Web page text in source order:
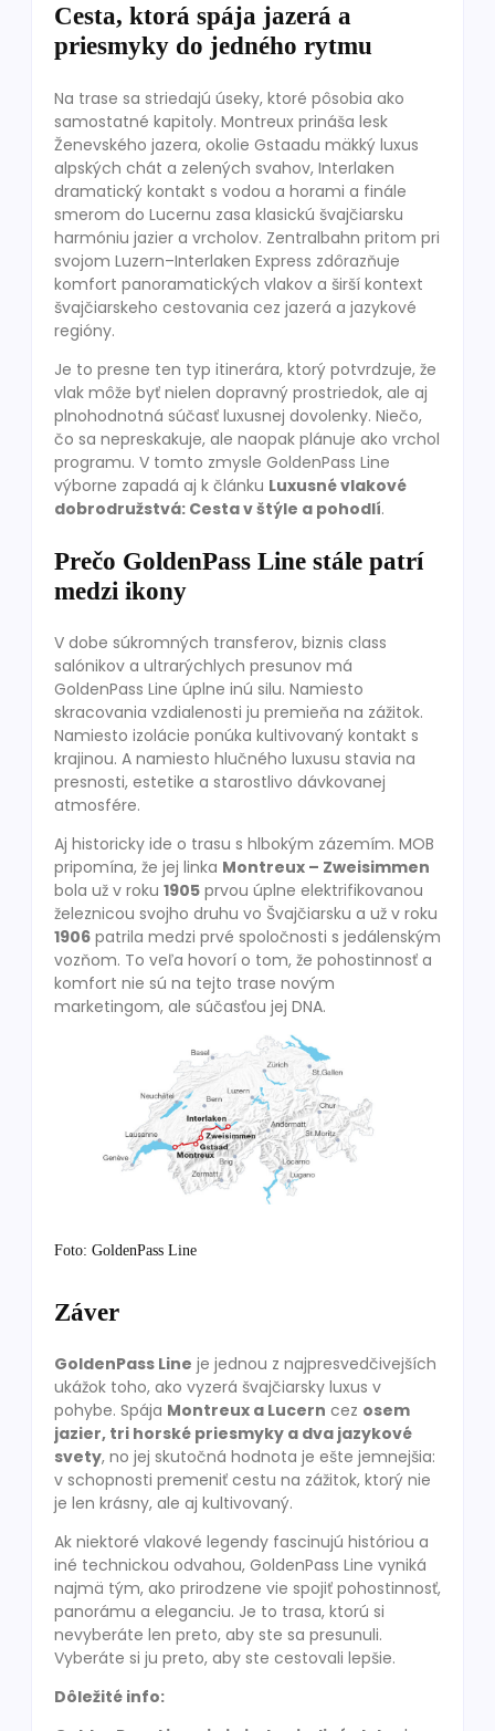
Cesta, ktorá spája jazerá a
priesmyky do jedného rytmu
Na trase sa striedajú úseky, ktoré pôsobia ako
samostatné kapitoly. Montreux prináša lesk
Ženevského jazera, okolie Gstaadu mäkký luxus
alpských chát a zelených svahov, Interlaken
dramatický kontakt s vodou a horami a finále
smerom do Lucernu zasa klasickú švajčiarsku
harmóniu jazier a vrcholov. Zentralbahn pritom pri
svojom Luzern–Interlaken Express zdôrazňuje
komfort panoramatických vlakov a širší kontext
švajčiarskeho cestovania cez jazerá a jazykové
regióny.
Je to presne ten typ itinerára, ktorý potvrdzuje, že
vlak môže byť nielen dopravný prostriedok, ale aj
plnohodnotná súčasť luxusnej dovolenky. Niečo,
čo sa nepreskakuje, ale naopak plánuje ako vrchol
programu. V tomto zmysle GoldenPass Line
výborne zapadá aj k článku Luxusné vlakové
dobrodružstvá: Cesta v štýle a pohodlí.
Prečo GoldenPass Line stále patrí
medzi ikony
V dobe súkromných transferov, biznis class
salónikov a ultrarýchlych presunov má
GoldenPass Line úplne inú silu. Namiesto
skracovania vzdialenosti ju premieňa na zážitok.
Namiesto izolácie ponúka kultivovaný kontakt s
krajinou. A namiesto hlučného luxusu stavia na
presnosti, estetike a starostlivo dávkovanej
atmosfére.
Aj historicky ide o trasu s hlbokým zázemím. MOB
pripomína, že jej linka Montreux – Zweisimmen
bola už v roku 1905 prvou úplne elektrifikovanou
železnicou svojho druhu vo Švajčiarsku a už v roku
1906 patrila medzi prvé spoločnosti s jedálenským
vozňom. To veľa hovorí o tom, že pohostinnosť a
komfort nie sú na tejto trase novým
marketingom, ale súčasťou jej DNA.
Foto: GoldenPass Line
Záver
GoldenPass Line je jednou z najpresvedčivejších
ukážok toho, ako vyzerá švajčiarsky luxus v
pohybe. Spája Montreux a Lucern cez osem
jazier, tri horské priesmyky a dva jazykové
svety, no jej skutočná hodnota je ešte jemnejšia:
v schopnosti premeniť cestu na zážitok, ktorý nie
je len krásny, ale aj kultivovaný.
Ak niektoré vlakové legendy fascinujú históriou a
iné technickou odvahou, GoldenPass Line vyniká
najmä tým, ako prirodzene vie spojiť pohostinnosť,
panorámu a eleganciu. Je to trasa, ktorú si
nevyberáte len preto, aby ste sa presunuli.
Vyberáte si ju preto, aby ste cestovali lepšie.
Dôležité info: